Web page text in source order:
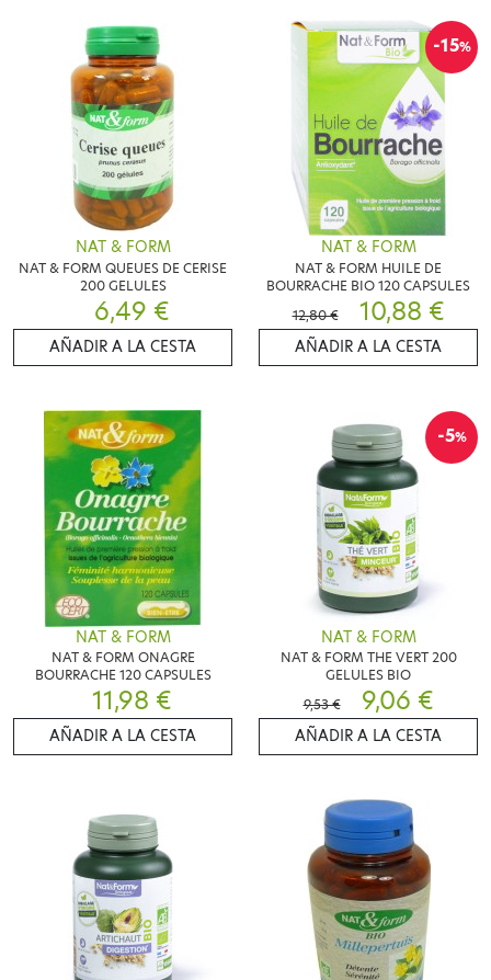
NAT & FORM
NAT & FORM QUEUES DE CERISE
200 GELULES
6,49 €
AÑADIR A LA CESTA
-15%
NAT & FORM
NAT & FORM HUILE DE
BOURRACHE BIO 120 CAPSULES
12,80 €
10,88 €
AÑADIR A LA CESTA
NAT & FORM
NAT & FORM ONAGRE
BOURRACHE 120 CAPSULES
11,98 €
AÑADIR A LA CESTA
-5%
NAT & FORM
NAT & FORM THE VERT 200
GELULES BIO
9,53 €
9,06 €
AÑADIR A LA CESTA